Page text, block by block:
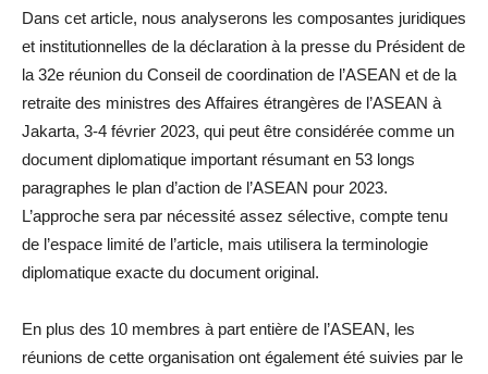
Dans cet article, nous analyserons les composantes juridiques
et institutionnelles de la déclaration à la presse du Président de
la 32e réunion du Conseil de coordination de l’ASEAN et de la
retraite des ministres des Affaires étrangères de l’ASEAN à
Jakarta, 3-4 février 2023, qui peut être considérée comme un
document diplomatique important résumant en 53 longs
paragraphes le plan d’action de l’ASEAN pour 2023.
L’approche sera par nécessité assez sélective, compte tenu
de l’espace limité de l’article, mais utilisera la terminologie
diplomatique exacte du document original.
En plus des 10 membres à part entière de l’ASEAN, les
réunions de cette organisation ont également été suivies par le